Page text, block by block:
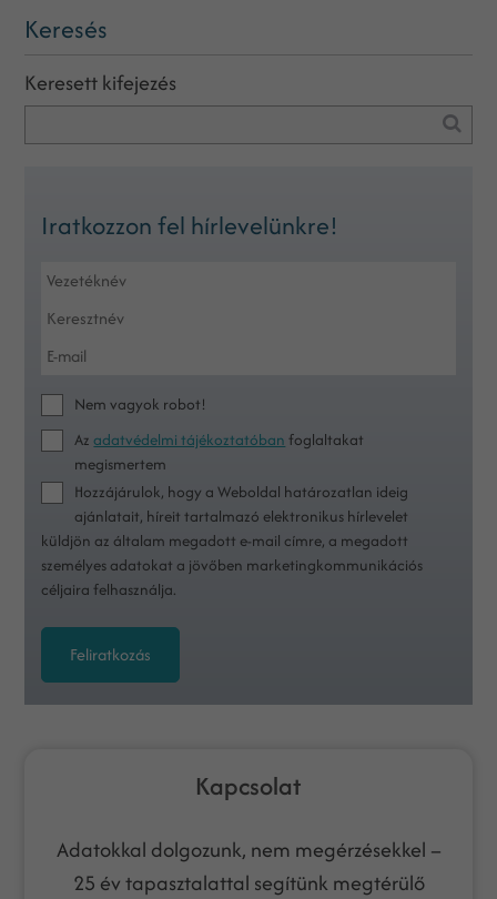
Keresés
Keresett kifejezés
Iratkozzon fel hírlevelünkre!
Nem vagyok robot!
Azadatvédelmi tájékoztatóban foglaltakat
megismertem
Hozzájárulok, hogy a Weboldal határozatlan ideig
ajánlatait, híreit tartalmazó elektronikus hírlevelet
küldjön az általam megadott e-mail címre, a megadott
személyes adatokat a jövőben marketingkommunikációs
céljaira felhasználja.
Feliratkozás
Kapcsolat
Adatokkal dolgozunk, nem megérzésekkel –
25 év tapasztalattal segítünk megtérülő